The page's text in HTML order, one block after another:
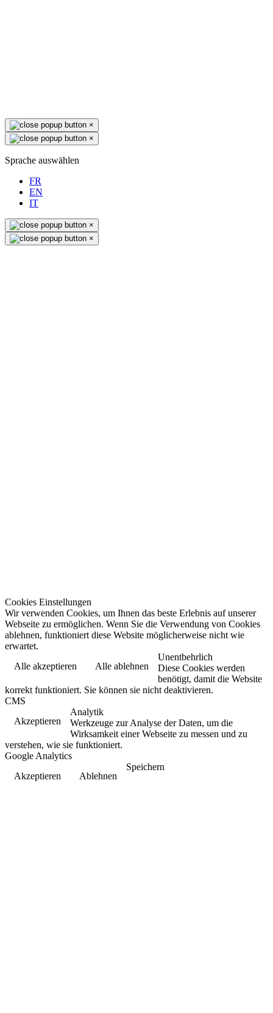
×
×
Sprache auswählen
FR
EN
IT
×
×
Cookies Einstellungen
Wir verwenden Cookies, um Ihnen das beste Erlebnis auf unserer
Webseite zu ermöglichen. Wenn Sie die Verwendung von Cookies
ablehnen, funktioniert diese Website möglicherweise nicht wie
erwartet.
Alle akzeptieren
Alle ablehnen
Unentbehrlich
Diese Cookies werden
benötigt, damit die Website
korrekt funktioniert. Sie können sie nicht deaktivieren.
CMS
Akzeptieren
Analytik
Werkzeuge zur Analyse der Daten, um die
Wirksamkeit einer Webseite zu messen und zu
verstehen, wie sie funktioniert.
Google Analytics
Akzeptieren
Ablehnen
Speichern